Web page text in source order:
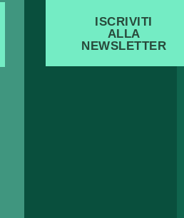
ISCRIVITI
ALLA
NEWSLETTER